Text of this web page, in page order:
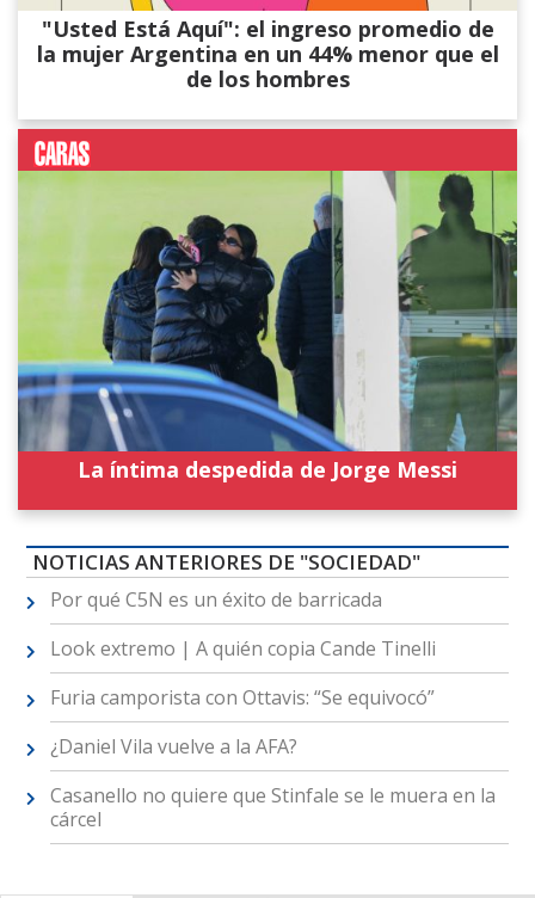
"Usted Está Aquí": el ingreso promedio de
la mujer Argentina en un 44% menor que el
de los hombres
La íntima despedida de Jorge Messi
NOTICIAS ANTERIORES DE "SOCIEDAD"
Por qué C5N es un éxito de barricada
Look extremo | A quién copia Cande Tinelli
Furia camporista con Ottavis: “Se equivocó”
¿Daniel Vila vuelve a la AFA?
Casanello no quiere que Stinfale se le muera en la
cárcel